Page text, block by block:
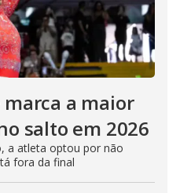
marca a maior
salto em 2026
a atleta optou por não
fora da final